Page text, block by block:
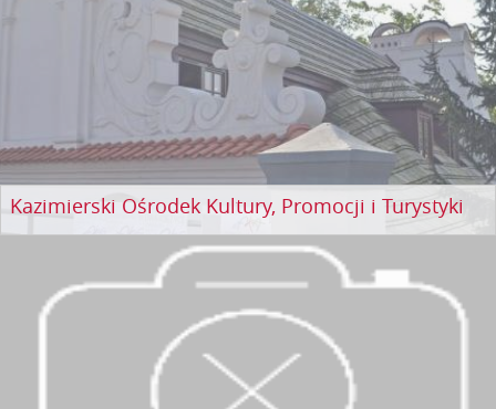
Kazimierski Ośrodek Kultury, Promocji i Turystyki